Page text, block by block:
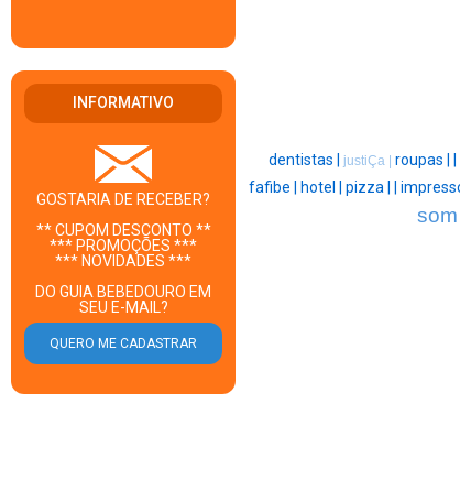
INFORMATIVO
GOSTARIA DE RECEBER?
** CUPOM DESCONTO **
*** PROMOÇÕES ***
*** NOVIDADES ***
DO GUIA BEBEDOURO EM
SEU E-MAIL?
dentistas | justiÇa | roupas |
fafibe |
hotel | pizza |
som